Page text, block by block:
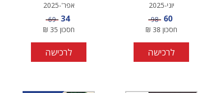
יוני-2025
מחיר מבצע
60 מחיר
98
חסכון 38
₪
לרכישה
אפר'-2025
מחיר מבצע
34 מחיר
69
חסכון 35
₪
לרכישה